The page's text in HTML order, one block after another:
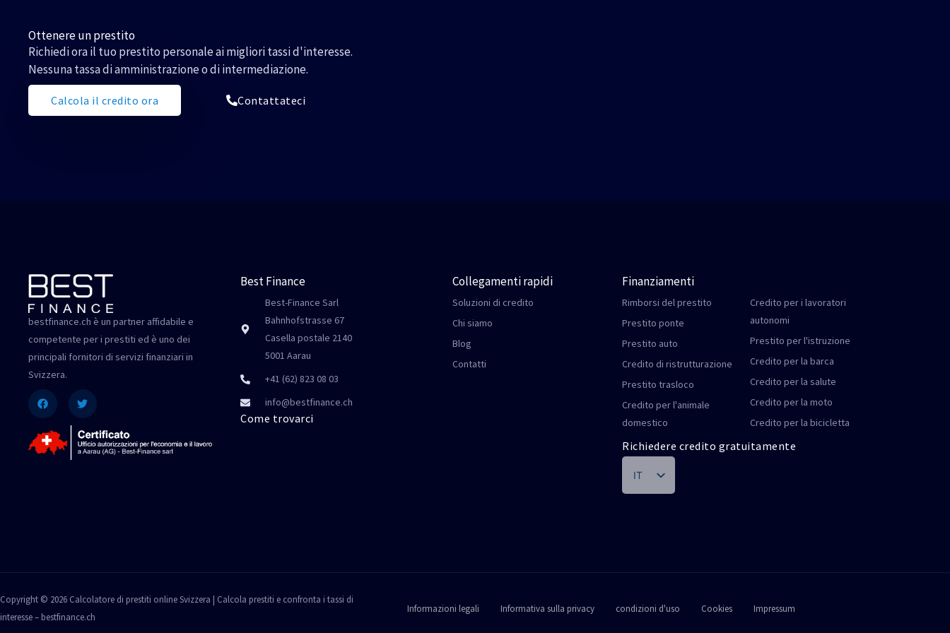
Ottenere un prestito
Richiedi ora il tuo prestito personale ai migliori tassi d'interesse.
Nessuna tassa di amministrazione o di intermediazione.
Calcola il credito ora Contattateci
bestfinance.ch è un partner affidabile e
competente per i prestiti ed è uno dei
principali fornitori di servizi finanziari in
Svizzera.
Best Finance
Best-Finance Sarl
Bahnhofstrasse 67
Casella postale 2140
5001 Aarau
+41 (62) 823 08 03
info@bestfinance.ch
Come trovarci
Collegamenti rapidi
Soluzioni di credito
Chi siamo
Blog
Contatti
Finanziamenti
Rimborsi del prestito
Prestito ponte
Prestito auto
Credito di ristrutturazione
Prestito trasloco
Credito per l'animale
domestico
Credito per i lavoratori
autonomi
Prestito per l'istruzione
Credito per la barca
Credito per la salute
Credito per la moto
Credito per la bicicletta
Richiedere credito gratuitamente
IT
Copyright © 2026 Calcolatore di prestiti online Svizzera | Calcola prestiti e confronta i tassi di
interesse – bestfinance.ch
Informazioni legali Informativa sulla privacy condizioni d'uso Cookies Impressum